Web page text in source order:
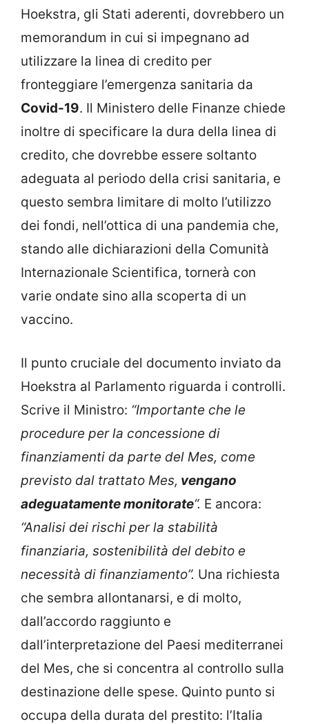
Hoekstra, gli Stati aderenti, dovrebbero un
memorandum in cui si impegnano ad
utilizzare la linea di credito per
fronteggiare l’emergenza sanitaria da
Covid-19. Il Ministero delle Finanze chiede
inoltre di specificare la dura della linea di
credito, che dovrebbe essere soltanto
adeguata al periodo della crisi sanitaria, e
questo sembra limitare di molto l’utilizzo
dei fondi, nell’ottica di una pandemia che,
stando alle dichiarazioni della Comunità
Internazionale Scientifica, tornerà con
varie ondate sino alla scoperta di un
vaccino.
Il punto cruciale del documento inviato da
Hoekstra al Parlamento riguarda i controlli.
Scrive il Ministro: “Importante che le
procedure per la concessione di
finanziamenti da parte del Mes, come
previsto dal trattato Mes, vengano
adeguatamente monitorate“. E ancora:
“Analisi dei rischi per la stabilità
finanziaria, sostenibilità del debito e
necessità di finanziamento”. Una richiesta
che sembra allontanarsi, e di molto,
dall’accordo raggiunto e
dall’interpretazione del Paesi mediterranei
del Mes, che si concentra al controllo sulla
destinazione delle spese. Quinto punto si
occupa della durata del prestito: l’Italia